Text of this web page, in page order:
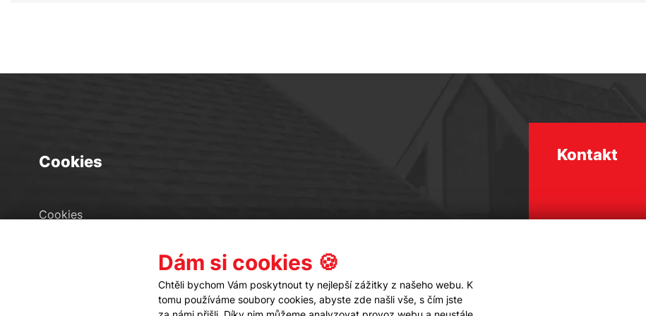
Cookies
Cookies
Kontakt
Dám si cookies 🍪
Chtěli bychom Vám poskytnout ty nejlepší zážitky z našeho webu. K
tomu používáme soubory cookies, abyste zde našli vše, s čím jste